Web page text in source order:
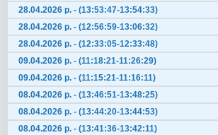
28.04.2026 р. - (13:53:47-13:54:33)
28.04.2026 р. - (12:56:59-13:06:32)
28.04.2026 р. - (12:33:05-12:33:48)
09.04.2026 р. - (11:18:21-11:26:29)
09.04.2026 р. - (11:15:21-11:16:11)
08.04.2026 р. - (13:46:51-13:48:25)
08.04.2026 р. - (13:44:20-13:44:53)
08.04.2026 р. - (13:41:36-13:42:11)